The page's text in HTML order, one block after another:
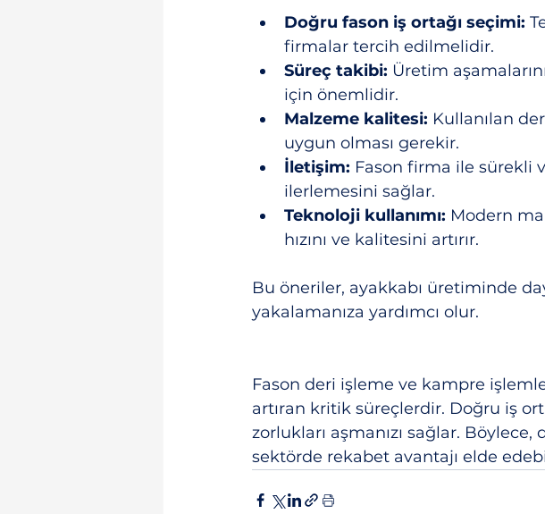
Doğru fason iş ortağı seçimi:
firmalar tercih edilmelidir.
Süreç takibi: Üretim
için önemlidir.
Malzeme kalitesi: Kullanılan
uygun olması gerekir.
İletişim: Fason firma ile sürekli
ilerlemesini sağlar.
Teknoloji kullanımı: Modern
hızını ve kalitesini artırır.
Bu öneriler, ayakkabı üretiminde
yakalamanıza yardımcı olur.
Fason deri işleme ve kampre
artıran kritik süreçlerdir. Doğru iş
zorlukları aşmanızı sağlar.
sektörde rekabet avantajı elde